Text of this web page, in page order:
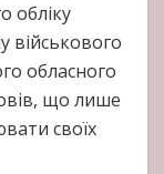
обліку
військового
обласного
що лише
своїх